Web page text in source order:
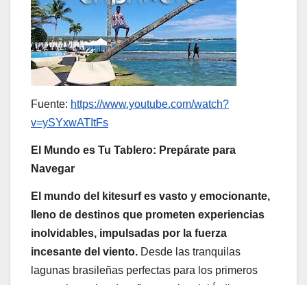
Fuente: https://www.youtube.com/watch?
v=ySYxwATItFs
El Mundo es Tu Tablero: Prepárate para
Navegar
El mundo del kitesurf es vasto y emocionante,
lleno de destinos que prometen experiencias
inolvidables, impulsadas por la fuerza
incesante del viento. Desde las tranquilas
lagunas brasileñas perfectas para los primeros